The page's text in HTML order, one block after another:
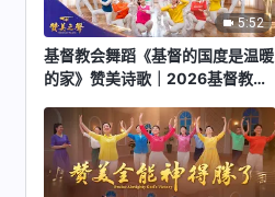
5:52
基督教会舞蹈《基督的国度是温暖
的家》赞美诗歌｜2026基督教会